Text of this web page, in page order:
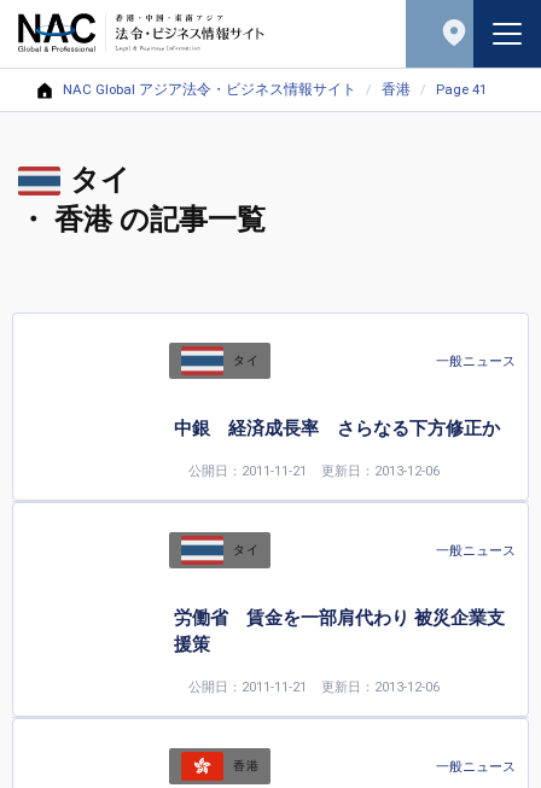
NAC Global アジア法令・ビジネス情報サイト 香港 Page 41
タイ
・ 香港 の記事一覧
タイ 一般ニュース
中銀 経済成長率 さらなる下方修正か
公開日：2011-11-21 更新日：2013-12-06
タイ 一般ニュース
労働省 賃金を一部肩代わり 被災企業支
援策
公開日：2011-11-21 更新日：2013-12-06
香港 一般ニュース